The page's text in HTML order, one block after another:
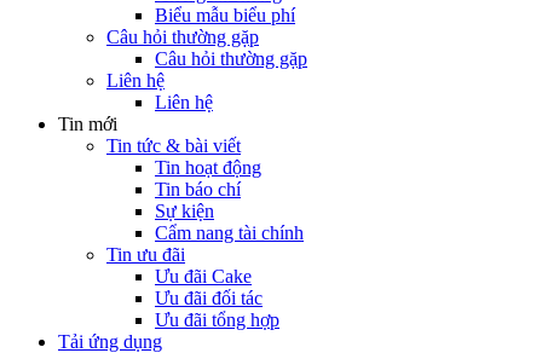
Biểu mẫu biểu phí
Câu hỏi thường gặp
Câu hỏi thường gặp
Liên hệ
Liên hệ
Tin mới
Tin tức & bài viết
Tin hoạt động
Tin báo chí
Sự kiện
Cẩm nang tài chính
Tin ưu đãi
Ưu đãi Cake
Ưu đãi đối tác
Ưu đãi tổng hợp
Tải ứng dụng